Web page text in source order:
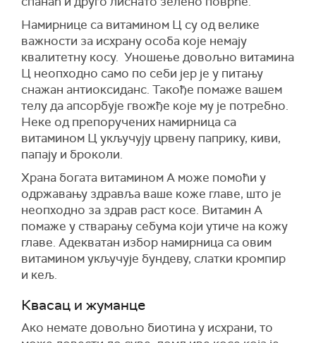
Намирнице са витамином Ц су од велике
важности за исхрану особа које немају
квалитетну косу. Уношење довољно витамина
Ц неопходно само по себи јер је у питању
снажан антиоксиданс. Такође помаже вашем
телу да апсорбује гвожђе које му је потребно.
Неке од препоручених намирница са
витамином Ц укључују црвену паприку, киви,
папају и броколи.
Храна богата витамином А може помоћи у
одржавању здравља ваше коже главе, што је
неопходно за здрав раст косе. Витамин А
помаже у стварању себума који утиче на кожу
главе. Адекватан избор намирница са овим
витамином укључује бундеву, слатки кромпир
и кељ.
Квасац и жуманце
Ако немате довољно биотина у исхрани, то